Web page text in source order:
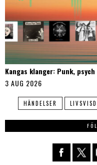
Kangas klanger: Punk,
3 AUG 2026
HÄNDELSER